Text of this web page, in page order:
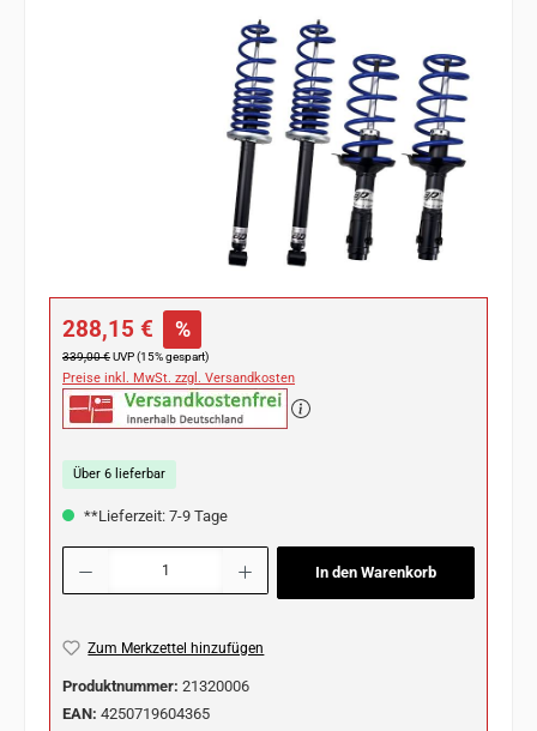
Verkaufspreis:
288,15 € %
Regulärer Preis:
339,00 €UVP (15% gespart)
Preise inkl. MwSt. zzgl. Versandkosten
Über 6 lieferbar
**Lieferzeit: 7-9 Tage
Produkt Anzahl: Gib den gewünschten Wert ein oder benutze die Schaltflächen
In den Warenkorb
Zum Merkzettel hinzufügen
Produktnummer: 21320006
EAN: 4250719604365